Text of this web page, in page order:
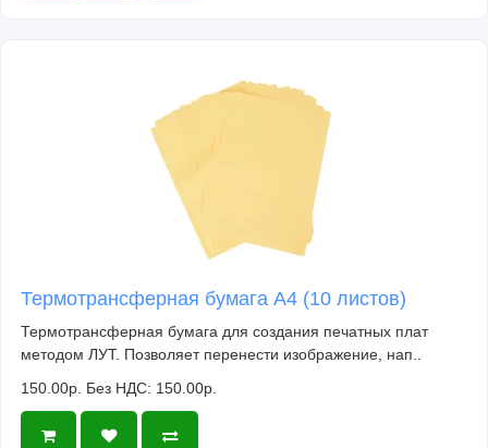
Термотрансферная бумага А4 (10 листов)
Термотрансферная бумага для создания печатных плат
методом ЛУТ. Позволяет перенести изображение, нап..
150.00р. Без НДС: 150.00р.